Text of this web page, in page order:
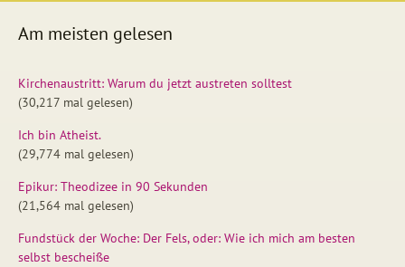
Am meisten gelesen
Kirchenaustritt: Warum du jetzt austreten solltest
(30,217 mal gelesen)
Ich bin Atheist.
(29,774 mal gelesen)
Epikur: Theodizee in 90 Sekunden
(21,564 mal gelesen)
Fundstück der Woche: Der Fels, oder: Wie ich mich am besten
selbst bescheiße